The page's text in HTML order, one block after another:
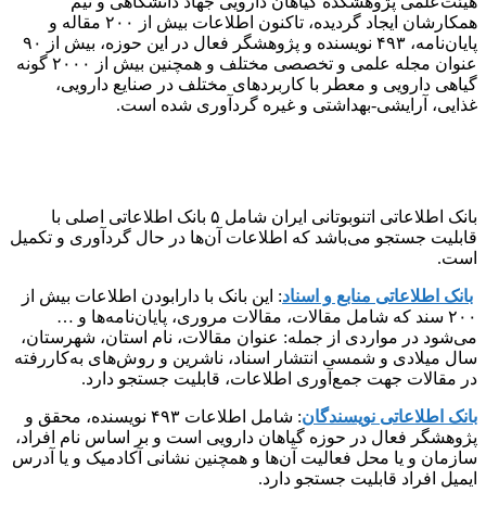
همکارشان ایجاد گردیده، تاکنون اطلاعات بیش از ۲۰۰ مقاله و
پایان‌نامه، ۴۹۳ نویسنده و پژوهشگر فعال در این حوزه، بیش از ۹۰
عنوان مجله علمی و تخصصی مختلف و همچنین بیش از ۲۰۰۰ گونه
گیاهی دارویی و معطر با کاربردهای مختلف در صنایع دارویی،
غذایی، آرایشی-بهداشتی و غیره گردآوری شده ‌است.
بانک اطلاعاتی اتنوبوتانی ایران شامل ۵ بانک اطلاعاتی اصلی با
قابلیت جستجو می‌باشد که اطلاعات آن‌ها در حال گردآوری و تکمیل
است.
بانک اطلاعاتی منابع و اسناد: این بانک با دارابودن اطلاعات بیش از
۲۰۰ سند که شامل مقالات، مقالات مروری، پایان‌نامه‌ها و …
می‌شود در مواردی از جمله: عنوان مقالات، نام استان، شهرستان،
سال میلادی و شمسی انتشار اسناد، ناشرین و روش‌های به‌کاررفته
در مقالات جهت جمع‌آوری اطلاعات، قابلیت جستجو دارد.
بانک اطلاعاتی نویسندگان
: شامل اطلاعات ۴۹۳ نویسنده، محقق و
پژوهشگر فعال در حوزه گیاهان دارویی است و بر اساس نام افراد،
سازمان و یا محل فعالیت آن‌ها و همچنین نشانی آکادمیک و یا آدرس
ایمیل افراد قابلیت جستجو دارد.